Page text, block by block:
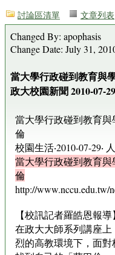
討論區清單 文章列表
Changed By: apophasis
Change Date: July 31,
當大學行政碰到教育與
政大校園新聞 2010-07-29
當大學行政碰到教育
倫
校園生活‧2010-07-29‧
當大學行政碰到教育
倫
http://www.nccu.edu.tw/
【校訊記者羅皓恩報
在政大大師系列講座
烈的高教環境下，面